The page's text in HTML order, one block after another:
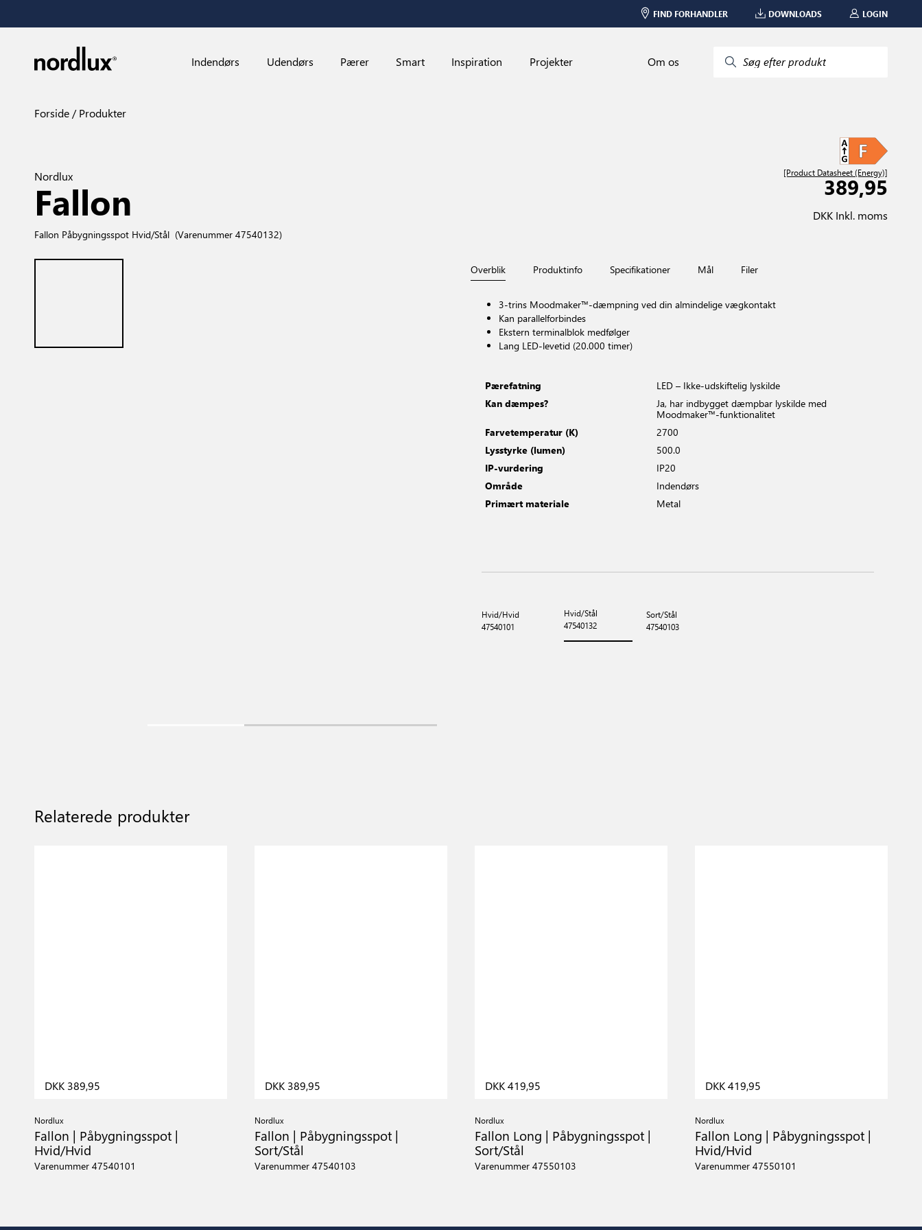
FIND FORHANDLER DOWNLOADS LOGIN
Indendørs Udendørs Pærer Smart Inspiration Projekter Om os Søg efter produkt
Forside Produkter
Nordlux
Fallon
Fallon Påbygningsspot Hvid/Stål (Varenummer 47540132)
[Product Datasheet (Energy)]
389,95
DKK Inkl. moms
Overblik Produktinfo Specifikationer Mål Filer
3-trins Moodmaker™-dæmpning ved din almindelige vægkontakt
Kan parallelforbindes
Ekstern terminalblok medfølger
Lang LED-levetid (20.000 timer)
Pærefatning
LED – Ikke-udskiftelig lyskilde
Kan dæmpes?
Ja, har indbygget dæmpbar lyskilde med
Moodmaker™-funktionalitet
Farvetemperatur (K)
2700
Lysstyrke (lumen)
500.0
IP-vurdering
IP20
Område
Indendørs
Primært materiale
Metal
Hvid/Hvid
47540101
Hvid/Stål
47540132
Sort/Stål
47540103
Relaterede produkter
DKK 389,95
Nordlux
Fallon | Påbygningsspot |
Hvid/Hvid
Varenummer 47540101
DKK 389,95
Nordlux
Fallon | Påbygningsspot |
Sort/Stål
Varenummer 47540103
DKK 419,95
Nordlux
Fallon Long | Påbygningsspot |
Sort/Stål
Varenummer 47550103
DKK 419,95
Nordlux
Fallon Long | Påbygningsspot |
Hvid/Hvid
Varenummer 47550101